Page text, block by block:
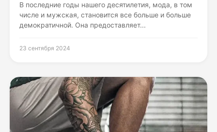
В последние годы нашего десятилетия, мода, в том
числе и мужская, становится все больше и больше
демократичной. Она предоставляет...
23 сентября 2024